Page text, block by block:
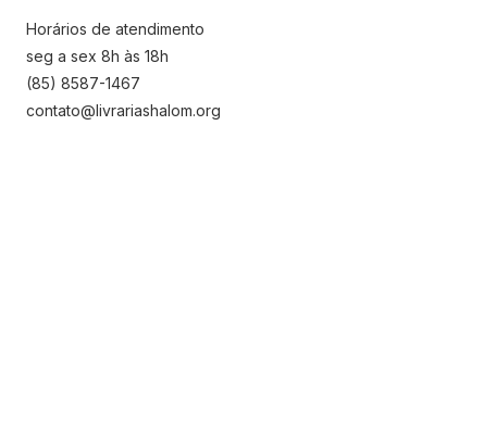
Horários de atendimento
seg a sex 8h às 18h
(85) 8587-1467
contato@livrariashalom.org